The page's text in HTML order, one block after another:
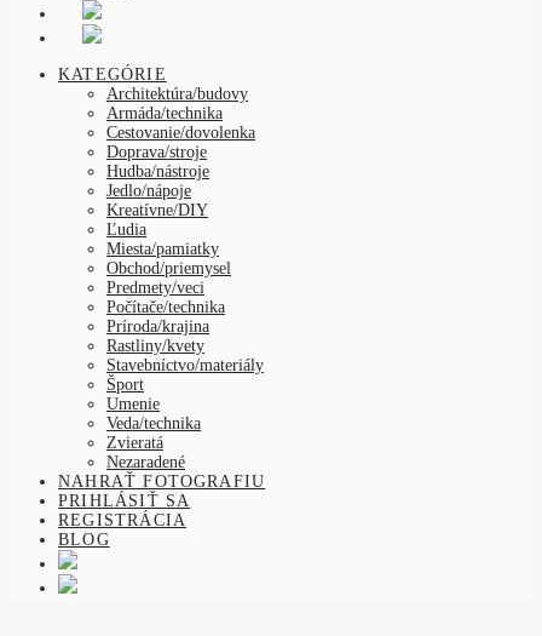
KATEGÓRIE
Architektúra/budovy
Armáda/technika
Cestovanie/dovolenka
Doprava/stroje
Hudba/nástroje
Jedlo/nápoje
Kreatívne/DIY
Ľudia
Miesta/pamiatky
Obchod/priemysel
Predmety/veci
Počítače/technika
Príroda/krajina
Rastliny/kvety
Stavebníctvo/materiály
Šport
Umenie
Veda/technika
Zvieratá
Nezaradené
NAHRAŤ FOTOGRAFIU
PRIHLÁSIŤ SA
REGISTRÁCIA
BLOG